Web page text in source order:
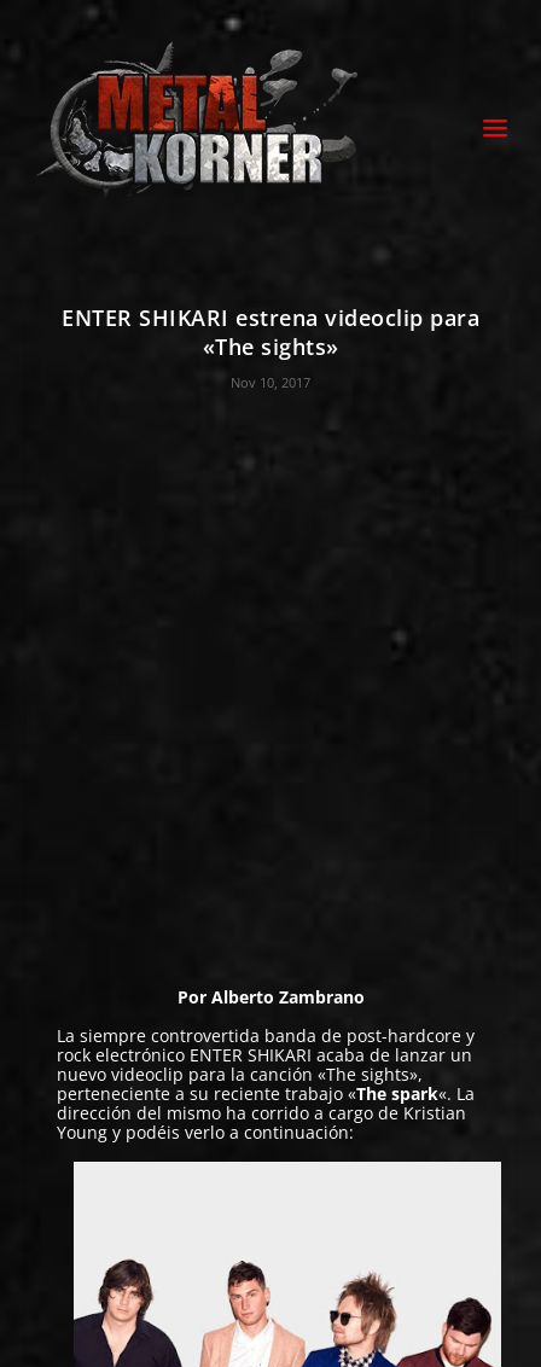
ENTER SHIKARI estrena videoclip para
«The sights»
Nov 10, 2017
Por Alberto Zambrano
La siempre controvertida banda de post-hardcore y
rock electrónico ENTER SHIKARI acaba de lanzar un
nuevo videoclip para la canción «The sights»,
perteneciente a su reciente trabajo «The spark«. La
dirección del mismo ha corrido a cargo de Kristian
Young y podéis verlo a continuación: